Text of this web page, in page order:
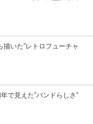
いた”レトロフューチャ
で見えた”バンドらしさ”